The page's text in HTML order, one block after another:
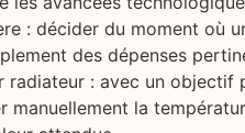
: décider du moment où
des dépenses
radiateur : avec un
la